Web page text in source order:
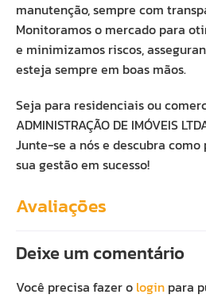
manutenção, sempre com
Monitoramos o mercado para
e minimizamos riscos,
esteja sempre em boas mãos.
Seja para residenciais ou
ADMINISTRAÇÃO DE IMÓVEIS
Junte-se a nós e descubra
sua gestão em sucesso!
Avaliações
Deixe um comentário
Você precisa fazer o login para